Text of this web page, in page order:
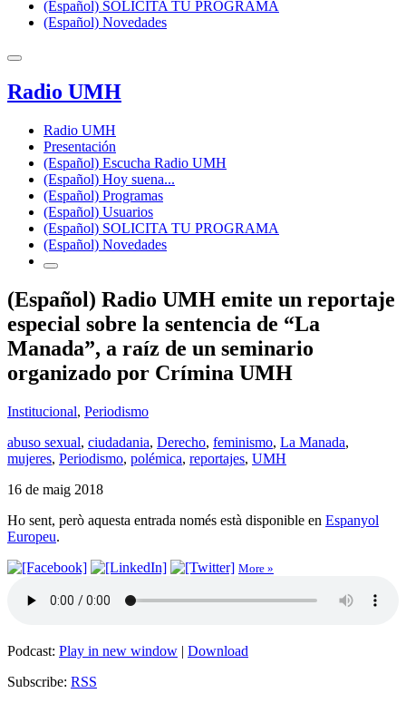
(Español) SOLICITA TU PROGRAMA
(Español) Novedades
Radio UMH
Radio UMH
Presentación
(Español) Escucha Radio UMH
(Español) Hoy suena...
(Español) Programas
(Español) Usuarios
(Español) SOLICITA TU PROGRAMA
(Español) Novedades
(Español) Radio UMH emite un reportaje
especial sobre la sentencia de “La
Manada”, a raíz de un seminario
organizado por Crímina UMH
Institucional, Periodismo
abuso sexual, ciudadania, Derecho, feminismo, La Manada,
mujeres, Periodismo, polémica, reportajes, UMH
16 de maig 2018
Ho sent, però aquesta entrada només està disponible en Espanyol
Europeu.
More »
Podcast: Play in new window | Download
Subscribe: RSS